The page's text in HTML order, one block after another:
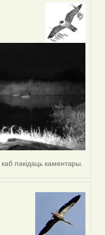
каб пакідаць каментары.